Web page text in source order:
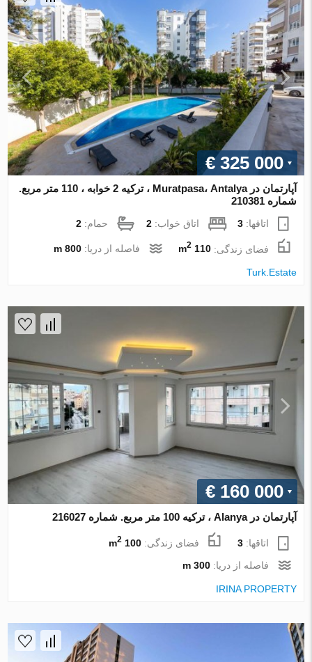
€ 325 000
آپارتمان در Muratpasa، Antalya ، ترکیه 2 خوابه ، 110 متر مربع.
شماره 210381
اتاقها:3 اتاق خواب:2 حمام:2
فضای زندگی:110 m
2 فاصله از دریا:800 m
Turk.Estate
€ 160 000
آپارتمان در Alanya ، ترکیه 100 متر مربع. شماره 216027
اتاقها:3 فضای زندگی:100 m
2
فاصله از دریا:300 m
IRINA PROPERTY